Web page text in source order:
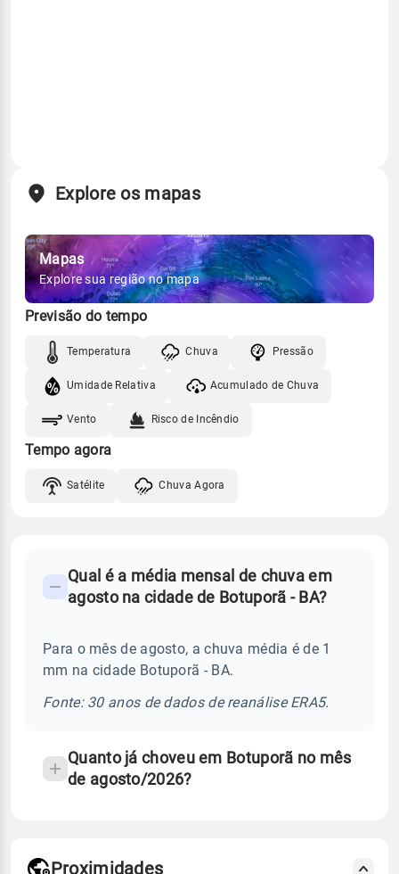
Explore os mapas
Mapas
Explore sua região no mapa
Previsão do tempo
Temperatura Chuva Pressão
Umidade Relativa Acumulado de Chuva
Vento Risco de Incêndio
Tempo agora
Satélite Chuva Agora
Perguntas
sobre
chuva
Qual é a média mensal de chuva em
agosto na cidade de Botuporã - BA?
Para o mês de agosto, a chuva média é de 1
mm na cidade Botuporã - BA.
Fonte: 30 anos de dados de reanálise ERA5.
Quanto já choveu em Botuporã no mês
de agosto/2026?
Proximidades